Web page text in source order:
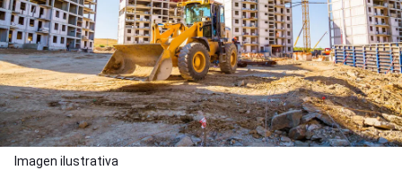
Imagen ilustrativa